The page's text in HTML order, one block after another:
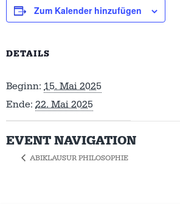
Zum Kalender hinzufügen
DETAILS
Beginn: 15. Mai 2025
Ende: 22. Mai 2025
EVENT NAVIGATION
ABIKLAUSUR PHILOSOPHIE